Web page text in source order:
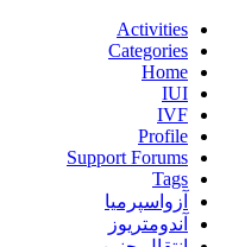
Activities
Categories
Home
IUI
IVF
Profile
Support Forums
Tags
آزواسپرمیا
آندومتریوز